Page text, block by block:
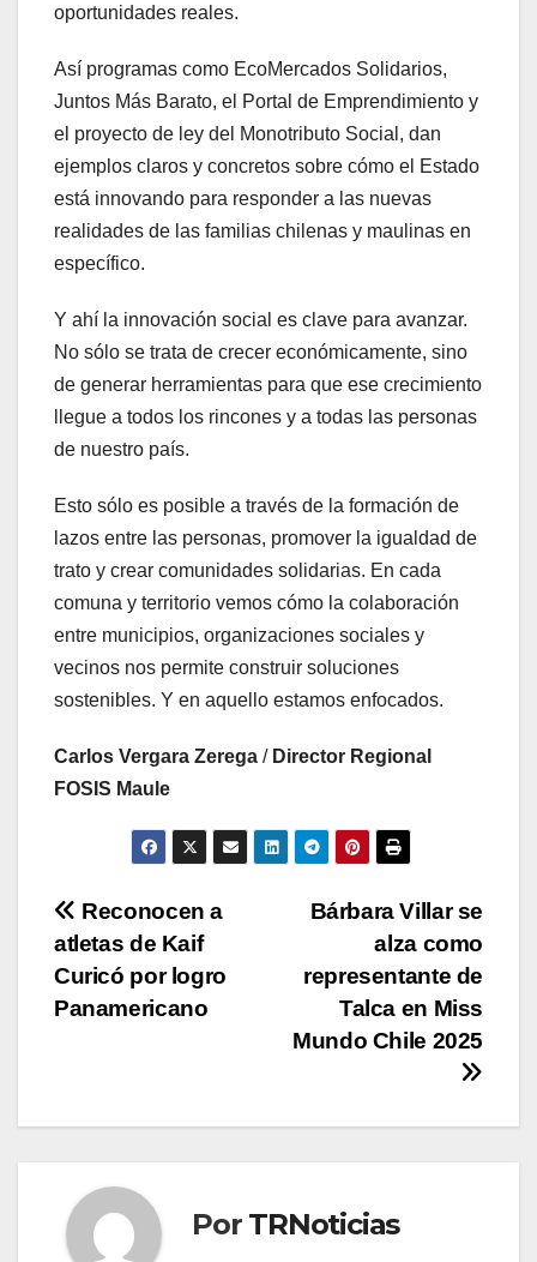
oportunidades reales.
Así programas como EcoMercados Solidarios,
Juntos Más Barato, el Portal de Emprendimiento y
el proyecto de ley del Monotributo Social, dan
ejemplos claros y concretos sobre cómo el Estado
está innovando para responder a las nuevas
realidades de las familias chilenas y maulinas en
específico.
Y ahí la innovación social es clave para avanzar.
No sólo se trata de crecer económicamente, sino
de generar herramientas para que ese crecimiento
llegue a todos los rincones y a todas las personas
de nuestro país.
Esto sólo es posible a través de la formación de
lazos entre las personas, promover la igualdad de
trato y crear comunidades solidarias. En cada
comuna y territorio vemos cómo la colaboración
entre municipios, organizaciones sociales y
vecinos nos permite construir soluciones
sostenibles. Y en aquello estamos enfocados.
Carlos Vergara Zerega / Director Regional
FOSIS Maule
Navegación
de
entradas
Bárbara Villar se
alza como
representante de
Talca en Miss
Mundo Chile 2025
Reconocen a
atletas de Kaif
Curicó por logro
Panamericano
Por TRNoticias